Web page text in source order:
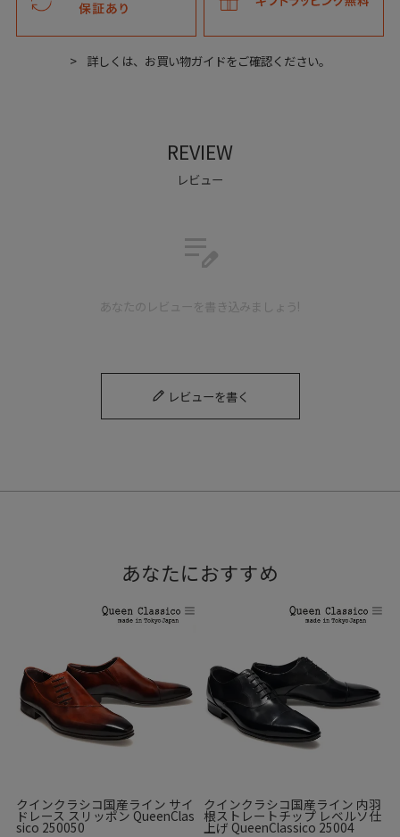
詳しくは、お買い物ガイドをご確認ください。
REVIEW
レビュー
edit_note
あなたのレビューを書き込みましょう!
レビューを書く
あなたにおすすめ
クインクラシコ国産ライン サイ
ドレース スリッポン QueenClas
sico 250050
クインクラシコ国産ライン 内羽
根ストレートチップ レベルソ仕
上げ QueenClassico 25004